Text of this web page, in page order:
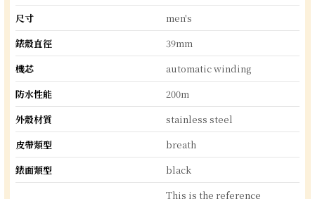
尺寸
men's
錶殼直徑
39mm
機芯
automatic winding
防水性能
200m
外殼材質
stainless steel
皮帶類型
breath
錶面類型
black
This is the reference